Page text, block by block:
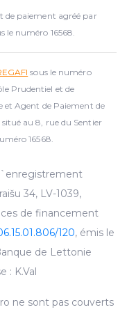
de paiement agréé par
le numéro 16568.
sous le numéro
Prudentiel et de
et Agent de Paiement de
au 8, rue du Sentier
16568.
34, LV-1039,
de financement
120, émis le
de Lettonie
: K.Val
ne sont pas couverts